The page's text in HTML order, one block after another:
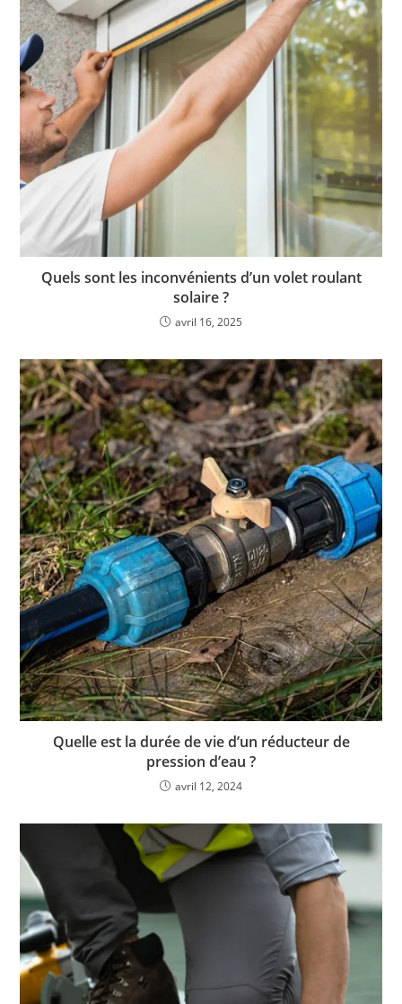
Quels sont les inconvénients d’un volet roulant
solaire ?
avril 16, 2025
Quelle est la durée de vie d’un réducteur de
pression d’eau ?
avril 12, 2024